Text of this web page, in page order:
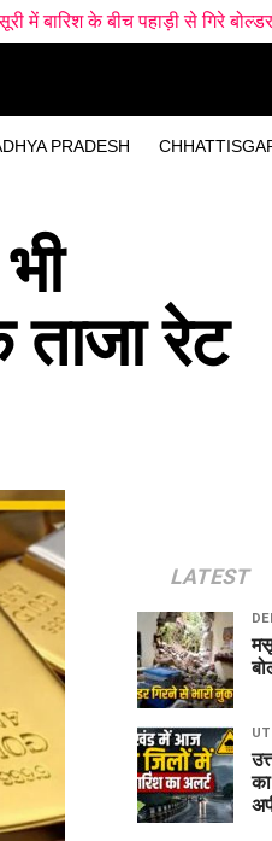
PRADESH
से गिरे बोल्डर, सरकारी आवास को
रेट
LATEST